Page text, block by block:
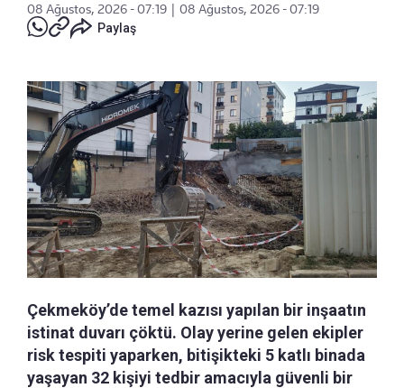
08 Ağustos, 2026 - 07:19
08 Ağustos, 2026 - 07:19
Paylaş
Çekmeköy’de temel kazısı yapılan bir inşaatın
istinat duvarı çöktü. Olay yerine gelen ekipler
risk tespiti yaparken, bitişikteki 5 katlı binada
yaşayan 32 kişiyi tedbir amacıyla güvenli bir